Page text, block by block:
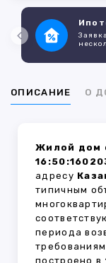
ОПИСАНИЕ О
Жилой дом
адресу
типичным
периода
построено в